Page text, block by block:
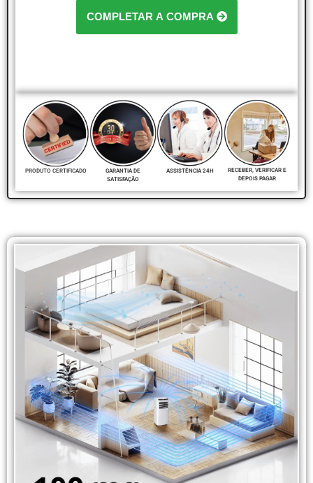
COMPLETAR A COMPRA
PRODUTO CERTIFICADO
GARANTIA DE
SATISFAÇÃO
ASSISTÊNCIA 24H
RECEBER, VERIFICAR E
DEPOIS PAGAR